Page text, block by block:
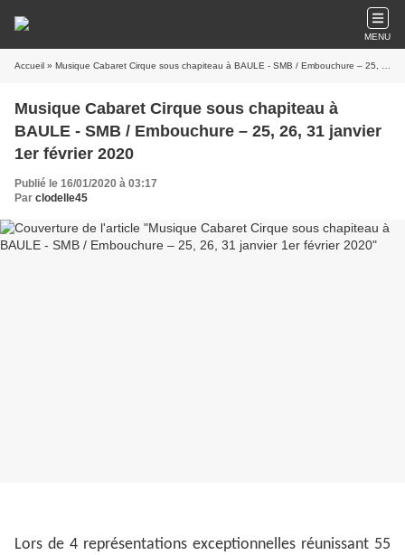
MENU
Accueil » Musique Cabaret Cirque sous chapiteau à BAULE - SMB / Embouchure – 25, 26, 31 janvier 1er février 2020
Musique Cabaret Cirque sous chapiteau à
BAULE - SMB / Embouchure – 25, 26, 31 janvier
1er février 2020
Publié le 16/01/2020 à 03:17
Par clodelle45
Lors de 4 représentations exceptionnelles réunissant 55